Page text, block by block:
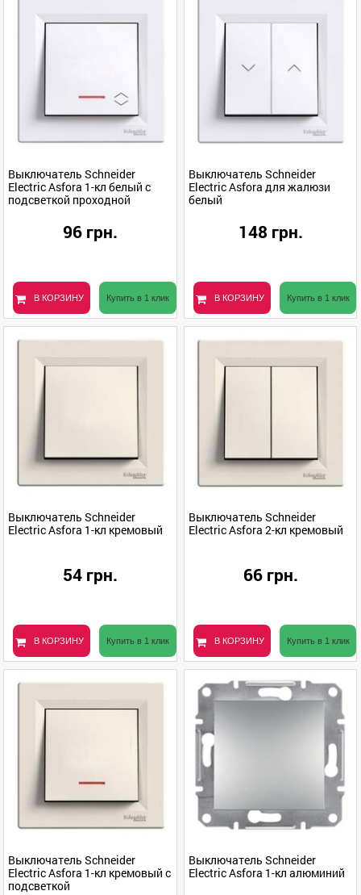
Выключатель Schneider
Electric Asfora 1-кл белый с
подсветкой проходной
96 грн.
В КОРЗИНУ Купить в 1 клик
Выключатель Schneider
Electric Asfora для жалюзи
белый
148 грн.
В КОРЗИНУ Купить в 1 клик
Выключатель Schneider
Electric Asfora 1-кл кремовый
54 грн.
В КОРЗИНУ Купить в 1 клик
Выключатель Schneider
Electric Asfora 2-кл кремовый
66 грн.
В КОРЗИНУ Купить в 1 клик
Выключатель Schneider
Electric Asfora 1-кл кремовый с
подсветкой
Выключатель Schneider
Electric Asfora 1-кл алюминий